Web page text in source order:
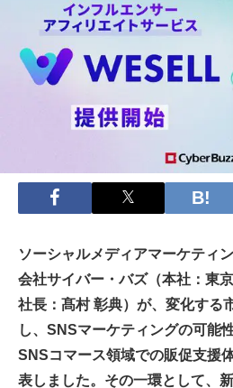
ソーシャルメディアマーケティ
会社サイバー・バズ（本社：東
社長：髙村 彰典）が、変化する
し、SNSマーケティングの可能
SNSコマース領域での販促支援
表しました。その一環として、